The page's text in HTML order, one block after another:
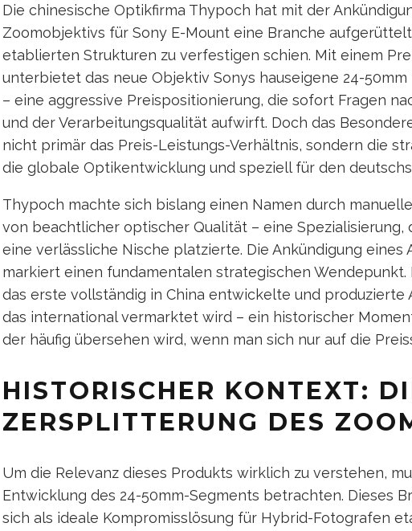
Die chinesische Optikfirma Thypoch hat mit der
Zoomobjektivs für Sony E-Mount eine Branche
etablierten Strukturen zu verfestigen schien. Mit einem
unterbietet das neue Objektiv Sonys hauseigene 24-
– eine aggressive Preispositionierung, die sofort Fragen
und der Verarbeitungsqualität aufwirft. Doch das
nicht primär das Preis-Leistungs-Verhältnis, sondern die
die globale Optikentwicklung und speziell für den
Thypoch machte sich bislang einen Namen durch
von beachtlicher optischer Qualität – eine Spezialisierung,
eine verlässliche Nische platzierte. Die Ankündigung
markiert einen fundamentalen strategischen Wendepunkt.
das erste vollständig in China entwickelte und produzierte
das international vermarktet wird – ein historischer
der häufig übersehen wird, wenn man sich nur auf die
HISTORISCHER KONTEXT:
ZERSPLITTERUNG DES
Um die Relevanz dieses Produkts wirklich zu verstehen,
Entwicklung des 24-50mm-Segments betrachten. Dieses
sich als ideale Kompromisslösung für Hybrid-Fotografen